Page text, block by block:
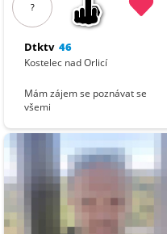
?
Dtktv 46
Kostelec nad Orlicí
Mám zájem se poznávat se
všemi